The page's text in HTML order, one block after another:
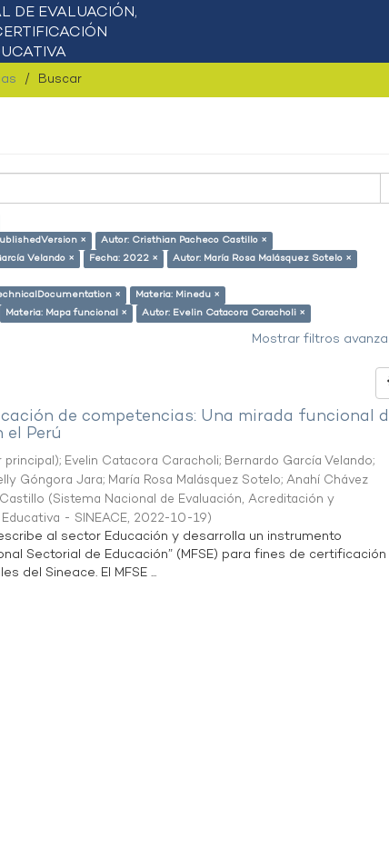
Buscar
×
Autor: Cristhian Pacheco Castillo ×
Velando × Fecha: 2022 ×
Autor: María Rosa Malásquez Sotelo ×
×
Materia: Minedu ×
Materia: Mapa funcional × Autor: Evelin Catacora Caracholi ×
Mostrar filtros
de competencias: Una mirada funcional
el Perú
principal); Evelin Catacora Caracholi; Bernardo García Velando;
Góngora Jara; María Rosa Malásquez Sotelo;Anahí Chávez
(Sistema Nacional de Evaluación, Acreditación y
- SINEACE, 2022-10-19)
al sector Educación y desarrolla un instrumento
Sectorial de Educación” (MFSE) para fines de
del Sineace. El MFSE ...